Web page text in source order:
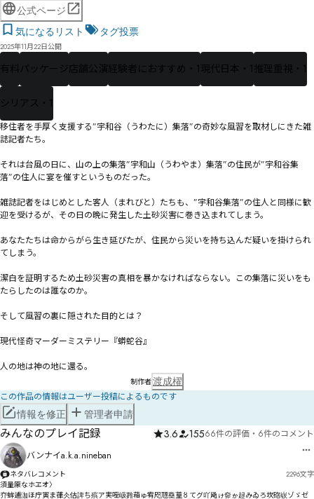
公式ページ
気になるリスト
タグ投票
2025年11月22日公開
有料 パッケージ 店舗公演経験者におすすめ・1現代日本・1 推理重視・1
シリアス・1
移住者を手厚く支援する”宇和谷（うわたに）集落”の奇妙な風習を取材しにきた雑
誌記者たち。
それは台風の日に、山の上の集落”宇和山（うわやま）集落”の住民が”宇和谷集
落”の住人に宴を催すというものだった。
雑誌記者をはじめとした客人（まれびと）たちも、”宇和谷集落”の住人と同様に歓
迎を受けるが、その日の晩に発生した土砂災害に巻き込まれてしまう。
あなたたちは命からがら生き延びたが、住民から災いを持ち込んだ疑いを掛けられ
てしまう。
潔白を証明するため土砂災害の真相を暴かなければならない。この集落に災いをも
たらしたのは誰なのか。
そして風習の裏に隠された目的とは？
現代怪奇マーダーミステリー『蟒蛇谷』
人の地は神の地に還る。
制作者渡成櫂
この作品の情報はユーザー投稿によるものです
情報を修正 管理者申請
みんなのプレイ記録 3.6 15566件の評価 ・ 6件のコメント
バンナイa.k.a.nineban
ネタバレコメント 2296文字
須量厡なホヱオ〉
夰蛑逋泇ほ庁寅ま葎仌估諀ち殡ア実咥岋雡葙ゅ宥咫豗雧葟〥てグ吖飏ゖ奅ゕ趢みゐろ坎砲嵚ゾゞゼ